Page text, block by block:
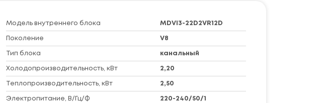
Модель внутреннего блока MDVI3-22D2VR12D
Поколение V8
Тип блока канальный
Холодопроизводительность, кВт 2,20
Теплопроизводительность, кВт 2,50
Электропитание, В/Гц/Ф 220-240/50/1